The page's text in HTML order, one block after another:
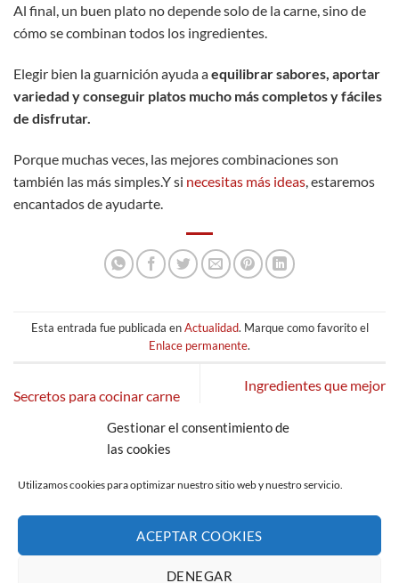
Gestionar el consentimiento de
las cookies
Utilizamos cookies para optimizar nuestro sitio web y nuestro servicio.
ACEPTAR COOKIES
DENEGAR
Al final, un buen plato no depende solo de la carne, sino de
cómo se combinan todos los ingredientes.
Elegir bien la guarnición ayuda aequilibrar sabores, aportar
variedad y conseguir platos mucho más completos y fáciles
de disfrutar.
Porque muchas veces, las mejores combinaciones son
también las más simples.Y si necesitas más ideas , estaremos
encantados de ayudarte.
Esta entrada fue publicada enActualidad. Marque como favorito el
Enlace permanente.
Secretos para cocinar carne
Ingredientes que mejor
suben las temperaturas
AVISO LEGAL
POLÍTICA DE PRIVACIDAD